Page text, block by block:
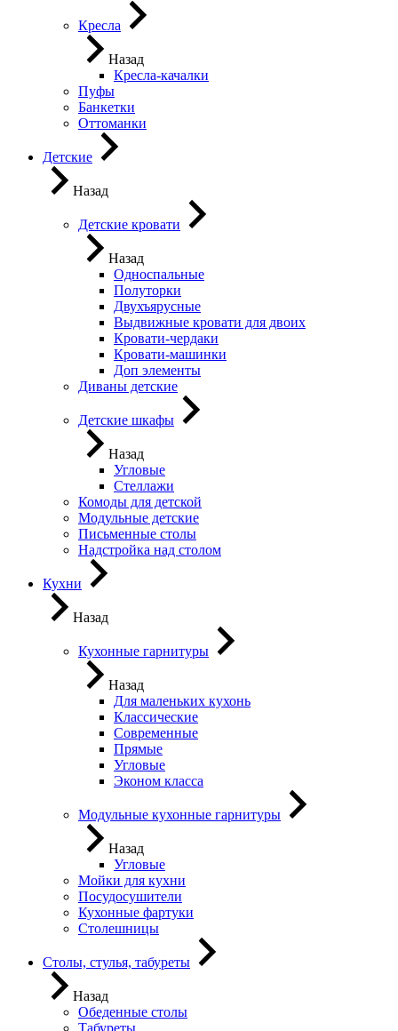
Кресла
Назад
Кресла-качалки
Пуфы
Банкетки
Оттоманки
Детские
Назад
Детские кровати
Назад
Односпальные
Полуторки
Двухъярусные
Выдвижные кровати для двоих
Кровати-чердаки
Кровати-машинки
Доп элементы
Диваны детские
Детские шкафы
Назад
Угловые
Стеллажи
Комоды для детской
Модульные детские
Письменные столы
Надстройка над столом
Кухни
Назад
Кухонные гарнитуры
Назад
Для маленьких кухонь
Классические
Современные
Прямые
Угловые
Эконом класса
Модульные кухонные гарнитуры
Назад
Угловые
Мойки для кухни
Посудосушители
Кухонные фартуки
Столешницы
Столы, стулья, табуреты
Назад
Обеденные столы
Табуреты